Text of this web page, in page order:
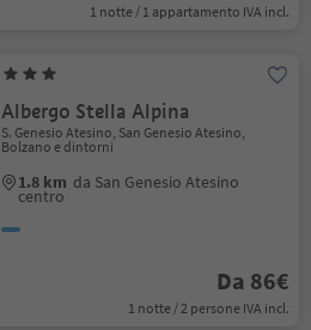
1 notte / 1 appartamento IVA incl.
Albergo Stella Alpina
S. Genesio Atesino, San Genesio Atesino,
Bolzano e dintorni
1.8 km da San Genesio Atesino
centro
Da 86€
1 notte / 2 persone IVA incl.